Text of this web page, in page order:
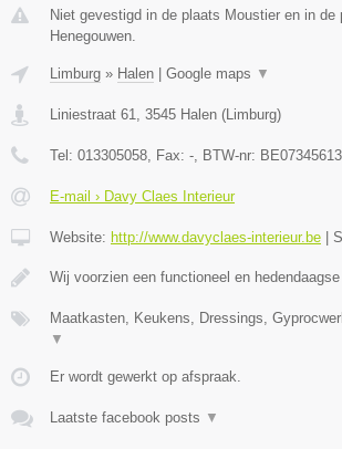
Niet gevestigd in de plaats Moustier en in de
Henegouwen.
Limburg » Halen Google maps ▼
Liniestraat 61, 3545 Halen (Limburg)
Tel: 013305058, Fax: -, BTW-nr:
E-mail › Davy Claes Interieur
Website: http://www.davyclaes-interieur.be
Wij voorzien een functioneel en
Maatkasten, Keukens, Dressings,
▼
Er wordt gewerkt op afspraak.
Laatste facebook posts ▼